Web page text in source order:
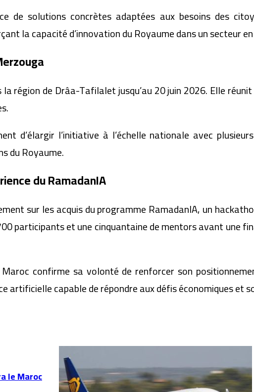
de solutions concrètes adaptées aux besoins des
la capacité d’innovation du Royaume dans un secteur
région de Drâa-Tafilalet jusqu’au 20 juin 2026. Elle
d’élargir l’initiative à l’échelle nationale avec
du Royaume.
du RamadanIA
sur les acquis du programme RamadanIA, un
participants et une cinquantaine de mentors avant une
confirme sa volonté de renforcer son
artificielle capable de répondre aux défis économiques et
le Maroc